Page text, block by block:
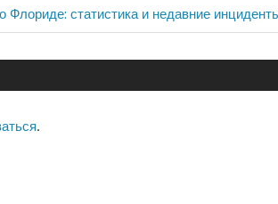
Флориде: статистика и недавние
.